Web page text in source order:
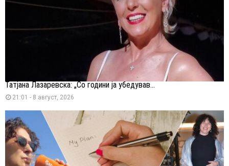
Татјана Лазаревска: „Со години ја убедував...
21:01 - 8 август, 2026